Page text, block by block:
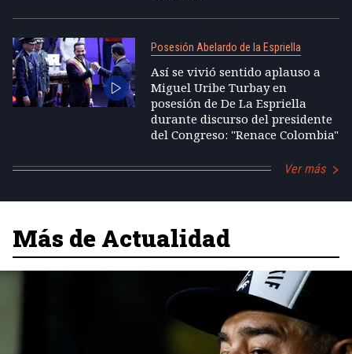
Posesión Abelardo de la Espriella
Así se vivió sentido aplauso a
Miguel Uribe Turbay en
posesión de De La Espriella
durante discurso del presidente
del Congreso: "Renace Colombia"
Ver más
Más de Actualidad